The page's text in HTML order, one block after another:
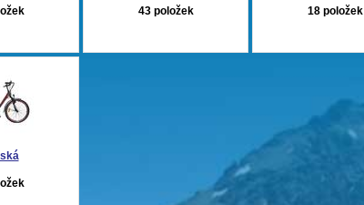
43 položek 18 položek